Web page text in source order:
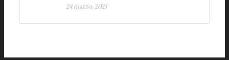
24 marzo, 2025